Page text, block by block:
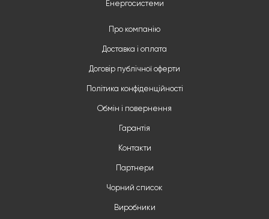
Енергосистеми
Про компанію
Доставка і оплата
Договір публічної оферти
Політика конфіденційності
Обмін і повернення
Гарантія
Контакти
Партнери
Чорний список
Виробники